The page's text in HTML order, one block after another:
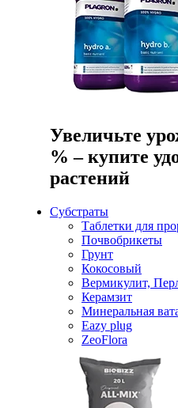
Увеличьте
% – купите
растений
Субстраты
Таблетки для
Почвобрикеты
Грунт
Кокосовый
Вермикулит,
Керамзит
Минеральная
Eazy plug
ZeoFlora